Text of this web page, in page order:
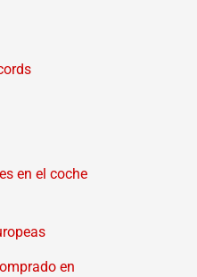
en el coche
en